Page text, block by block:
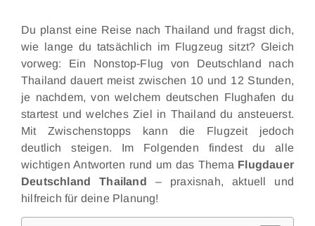
Du planst eine Reise nach Thailand und fragst dich,
wie lange du tatsächlich im Flugzeug sitzt? Gleich
vorweg: Ein Nonstop-Flug von Deutschland nach
Thailand dauert meist zwischen 10 und 12 Stunden,
je nachdem, von welchem deutschen Flughafen du
startest und welches Ziel in Thailand du ansteuerst.
Mit Zwischenstopps kann die Flugzeit jedoch
deutlich steigen. Im Folgenden findest du alle
wichtigen Antworten rund um das Thema Flugdauer
Deutschland Thailand – praxisnah, aktuell und
hilfreich für deine Planung!